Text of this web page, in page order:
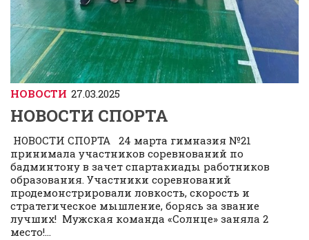
НОВОСТИ 27.03.2025
НОВОСТИ СПОРТА
НОВОСТИ СПОРТА 24 марта гимназия №21
принимала участников соревнований по
бадминтону в зачет спартакиады работников
образования. Участники соревнований
продемонстрировали ловкость, скорость и
стратегическое мышление, борясь за звание
лучших! Мужская команда «Солнце» заняла 2
место!...